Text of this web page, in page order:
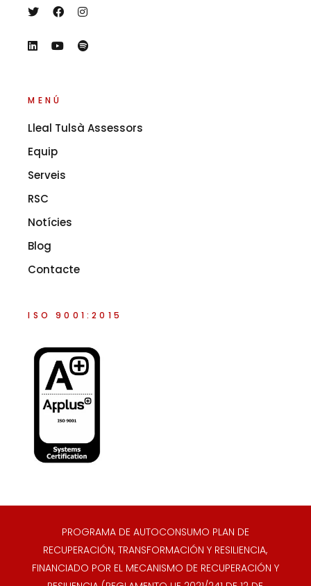
MENÚ
Lleal Tulsà Assessors
Equip
Serveis
RSC
Notícies
Blog
Contacte
ISO 9001:2015
PROGRAMA DE AUTOCONSUMO PLAN DE
RECUPERACIÓN, TRANSFORMACIÓN Y RESILIENCIA,
FINANCIADO POR EL MECANISMO DE RECUPERACIÓN Y